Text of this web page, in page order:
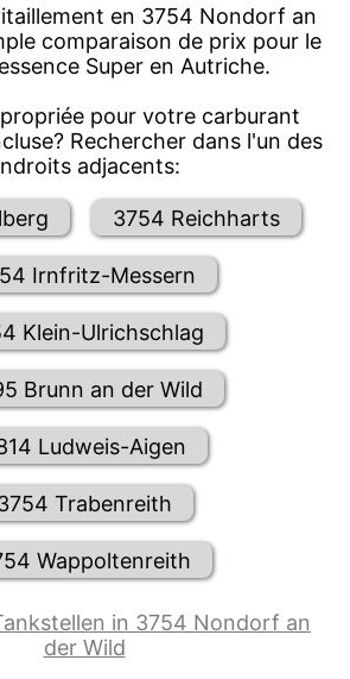
en 3754 Nondorf an
comparaison de prix pour le
Super en Autriche.
pour votre carburant
Rechercher dans l'un des
adjacents:
3754 Reichharts
Irnfritz-Messern
Klein-Ulrichschlag
Brunn an der Wild
Ludweis-Aigen
Trabenreith
Wappoltenreith
in 3754 Nondorf an
der Wild